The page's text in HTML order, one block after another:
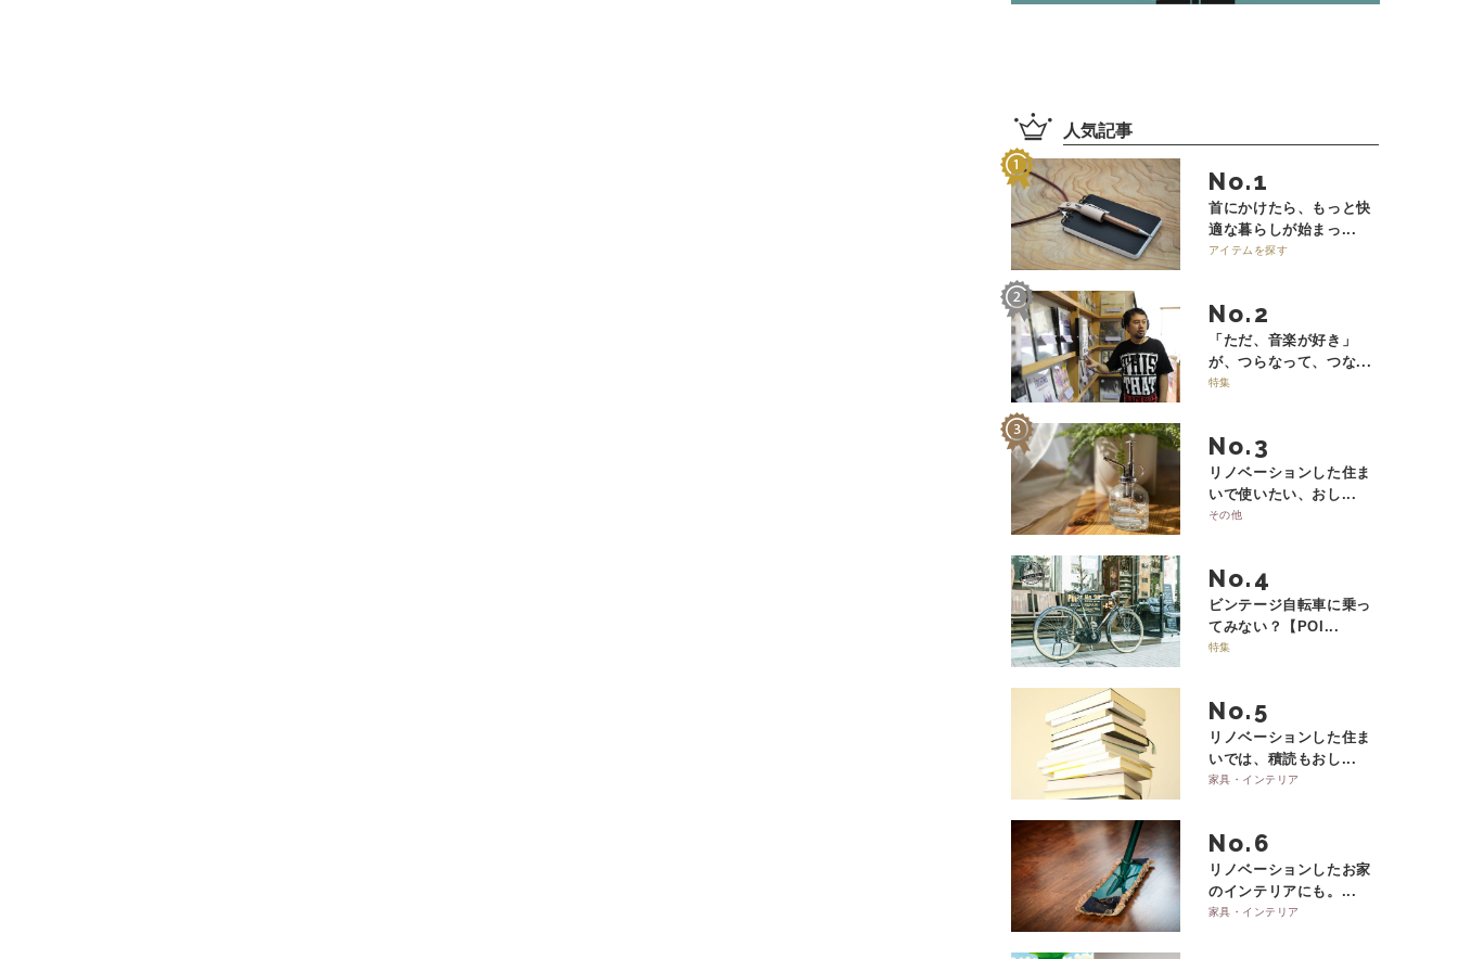
人気記事
No.
首にかけたら、もっと快
適な暮らしが始まっ...
アイテムを探す
No.
「ただ、音楽が好き」
が、つらなって、つな...
特集
No.
リノベーションした住ま
いで使いたい、おし...
その他
No.
ビンテージ自転車に乗っ
てみない？【POI...
特集
No.
リノベーションした住ま
いでは、積読もおし...
家具・インテリア
No.
リノベーションしたお家
のインテリアにも。...
家具・インテリア